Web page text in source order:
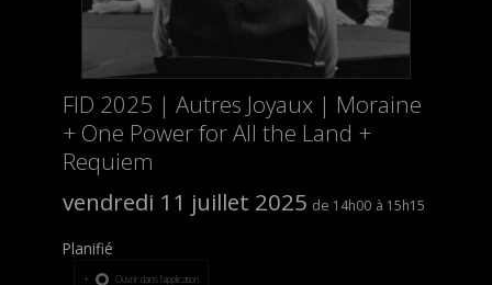
FID 2025 | Autres Joyaux | Moraine
+ One Power for All the Land +
Requiem
vendredi 11 juillet 2025
14h00 15h15
Planifié
Ouvrir dans l’application